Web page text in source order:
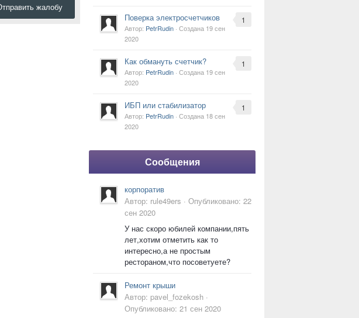
жалобу
1
Поверка электросчетчиков
Автор: PetrRudin · Создана 19 сен
2020
1
Как обмануть счетчик?
Автор: PetrRudin · Создана 19 сен
2020
1
ИБП или стабилизатор
Автор: PetrRudin · Создана 18 сен
2020
Сообщения
корпоратив
Автор: rule49ers · Опубликовано: 22
сен 2020
У нас скоро юбилей компании,пять
лет,хотим отметить как то
интересно,а не простым
рестораном,что посоветуете?
Ремонт крыши
Автор: pavel_fozekosh ·
Опубликовано: 21 сен 2020